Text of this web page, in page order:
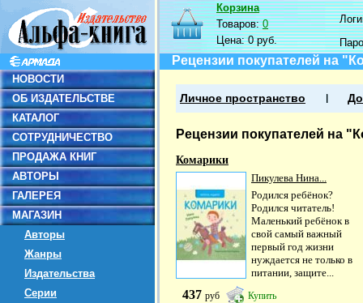
НОВОСТИ
ОБ ИЗДАТЕЛЬСТВЕ
КАТАЛОГ
СОТРУДНИЧЕСТВО
ПРОДАЖА КНИГ
АВТОРЫ
ГАЛЕРЕЯ
МАГАЗИН
Авторы
Жанры
Издательства
Серии
Корзина
Товаров:0
Цена:0 руб.
Рецензии покупателей на
Личное пространство
Рецензии покупателей на
Комарики
Пикулева Нина...
Родился ребёнок?
Родился читатель!
Маленький ребёнок в
свой самый важный
первый год жизни
нуждается не только в
питании, защите...
437 руб Купить